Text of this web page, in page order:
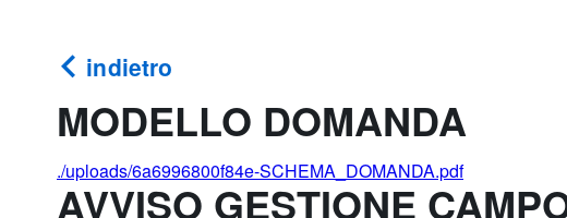
indietro
MODELLO DOMANDA
./uploads/6a6996800f84e-SCHEMA_DOMANDA.pdf
AVVISO GESTIONE